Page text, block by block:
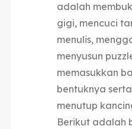
adalah
gigi, mencuci
menulis,
menyusun
memasukkan
bentuknya
menutup
Berikut adalah